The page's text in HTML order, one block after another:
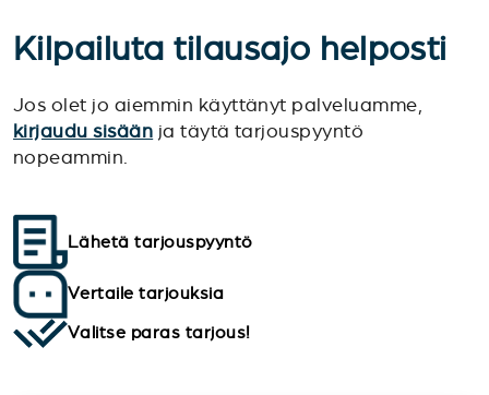
Kilpailuta tilausajo helposti
Jos olet jo aiemmin käyttänyt palveluamme,
kirjaudu sisään ja täytä tarjouspyyntö
nopeammin.
Lähetä tarjouspyyntö
Vertaile tarjouksia
Valitse paras tarjous!